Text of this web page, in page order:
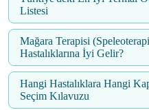
Listesi
Mağara Terapisi
Hastalıklarına İyi Gelir?
Hangi Hastalıklara Hangi
Seçim Kılavuzu